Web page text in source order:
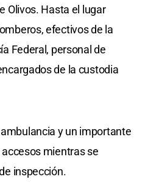
Olivos. Hasta el lugar
efectivos de la
Federal, personal de
de la custodia
y un importante
mientras se
inspección.